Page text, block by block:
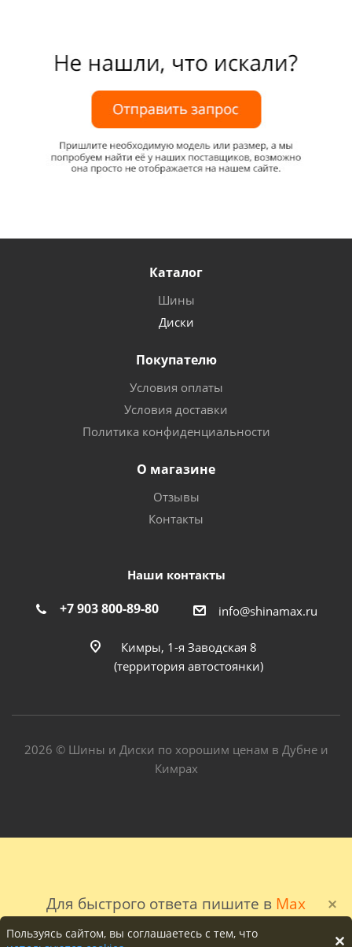
Для быстрого ответа пишите в Max
Каталог
Шины
Диски
Покупателю
Условия оплаты
Условия доставки
Политика конфиденциальности
О магазине
Отзывы
Контакты
Наши контакты
+7 903 800-89-80 info@shinamax.ru
Кимры, 1-я Заводская 8
(территория автостоянки)
2026 © Шины и Диски по хорошим ценам в Дубне и
Кимрах
Пользуясь сайтом, вы соглашаетесь с тем, что